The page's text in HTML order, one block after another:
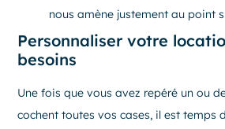
nous amène justement au point
Personnaliser votre
besoins
Une fois que vous avez repéré un ou
cochent toutes vos cases, il est temps